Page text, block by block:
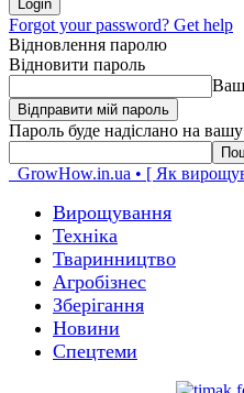
Forgot your password? Get help
Відновлення паролю
Відновити пароль
Пароль буде надіслано на
GrowHow.in.ua • [ Як
Вирощування
Техніка
Тваринництво
Агробізнес
Зберігання
Новини
Спецтеми